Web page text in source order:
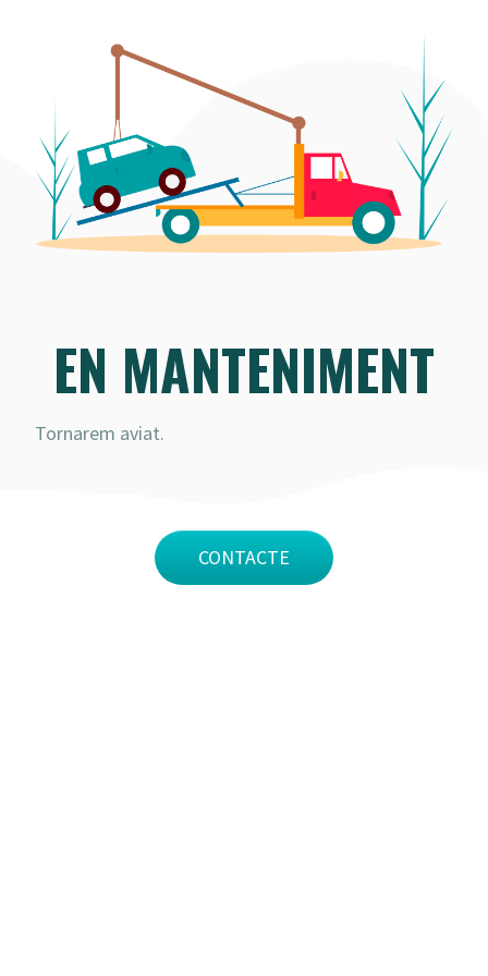
EN MANTENIMENT
Tornarem aviat.
CONTACTE